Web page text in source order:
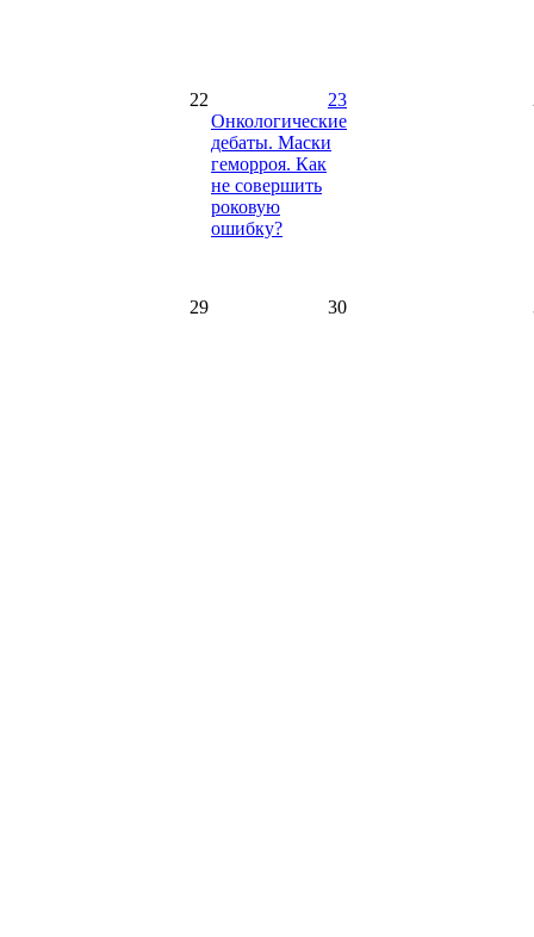
22
23
Онкологические
дебаты. Маски
геморроя. Как
не совершить
роковую
ошибку?
29 30